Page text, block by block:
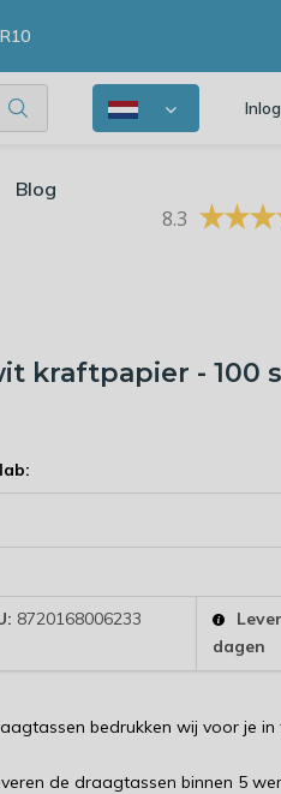
Blog
8.3
kraftpapier - 100
8720168006233
dagen
bedrukken wij voor je
de draagtassen binnen 5